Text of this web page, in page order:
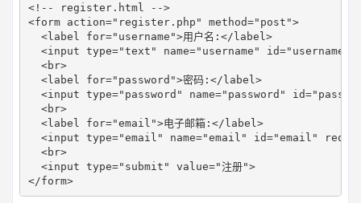
<!-- register.html -->
<form action="register.php" method="post">
  <label for="username">用户名:</label>
<input type="text" name="username"
  <br>
  <label for="password">密码:</label>
<input type="password" name="password"
  <br>
  <label for="email">电子邮箱:</label>
<input type="email" name="email" id="email"
  <br>
  <input type="submit" value="注册">
</form>